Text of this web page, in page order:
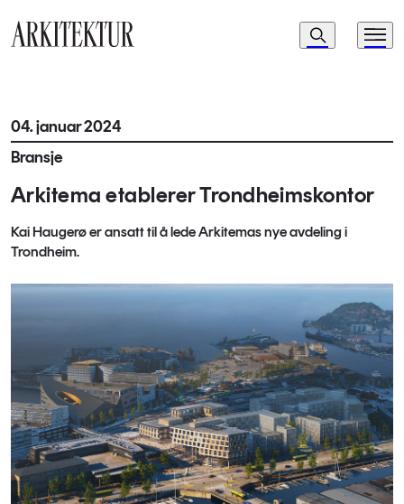
Navigasjon
Søk Meny
04. januar 2024
Bransje
Arkitema etablerer Trondheimskontor
Kai Haugerø er ansatt til å lede Arkitemas nye avdeling i
Trondheim.